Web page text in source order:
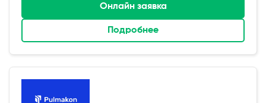
Онлайн заявка
Подробнее